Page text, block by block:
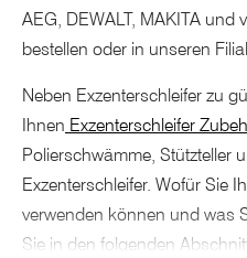
AEG, DEWALT, MAKITA und
bestellen oder in unseren
Neben Exzenterschleifer zu
Ihnen Exzenterschleifer
Polierschwämme, Stützteller
Exzenterschleifer. Wofür Sie
verwenden können und was
Sie in den folgenden